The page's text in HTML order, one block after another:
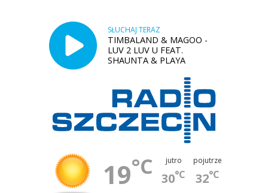
SŁUCHAJ TERAZ
TIMBALAND & MAGOO -
LUV 2 LUV U FEAT.
SHAUNTA & PLAYA
19°C jutro
30°C
pojutrze
32°C